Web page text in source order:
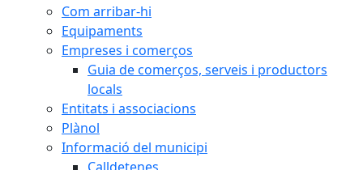
Com arribar-hi
Equipaments
Empreses i comerços
Guia de comerços, serveis i productors
locals
Entitats i associacions
Plànol
Informació del municipi